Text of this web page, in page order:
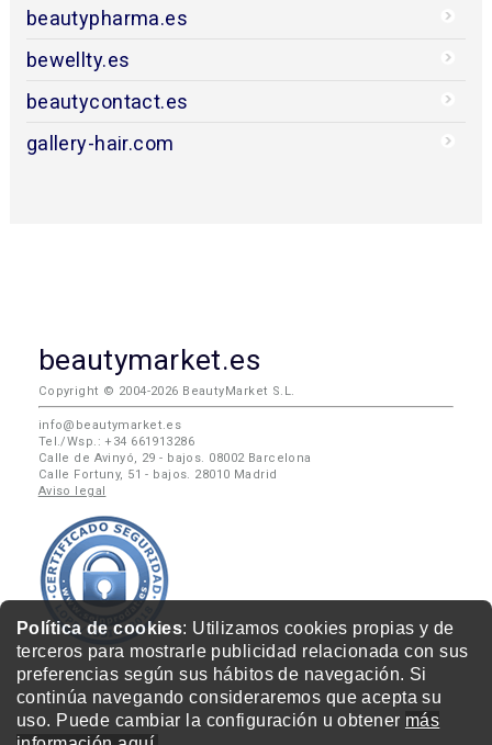
Política de cookies: Utilizamos cookies propias y de
terceros para mostrarle publicidad relacionada con sus
preferencias según sus hábitos de navegación. Si
continúa navegando consideraremos que acepta su
uso. Puede cambiar la configuración u obtener más
beautypharma.es
bewellty.es
beautycontact.es
gallery-hair.com
beautymarket.es
Copyright © 2004-2026 BeautyMarket S.L.
info@beautymarket.es
Tel./Wsp.: +34 661913286
Calle de Avinyó, 29 - bajos. 08002 Barcelona
Calle Fortuny, 51 - bajos. 28010 Madrid
Aviso legal